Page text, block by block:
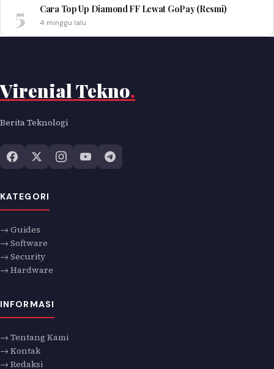
5 Cara Top Up Diamond FF Lewat GoPay (Resmi)
4 minggu lalu
Virenial Tekno.
Berita Teknologi
KATEGORI
→ Guides
→ Software
→ Security
→ Hardware
INFORMASI
→ Tentang Kami
→ Kontak
→ Redaksi